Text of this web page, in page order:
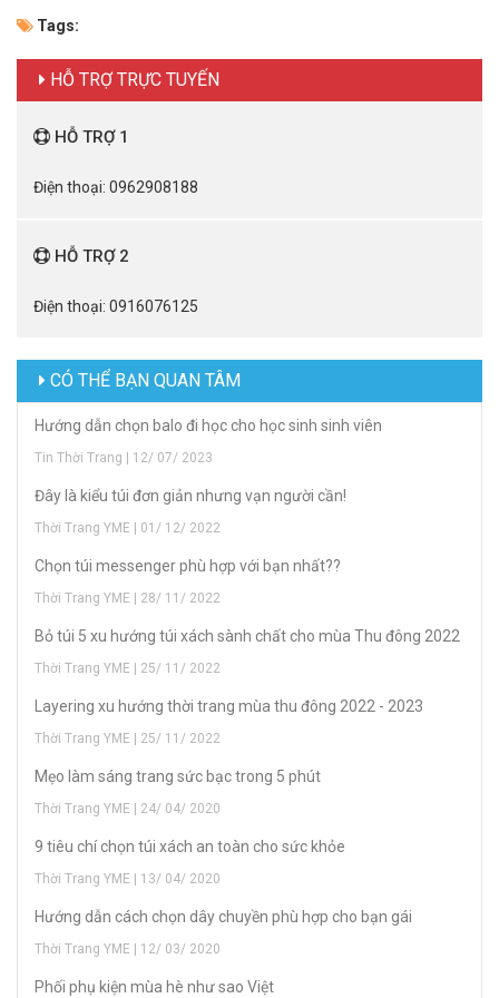
Tags:
HỖ TRỢ TRỰC TUYẾN
HỖ TRỢ 1
Điện thoại: 0962908188
HỖ TRỢ 2
Điện thoại: 0916076125
CÓ THỂ BẠN QUAN TÂM
Hướng dẫn chọn balo đi học cho học sinh sinh viên
Tin Thời Trang | 12/ 07/ 2023
Đây là kiểu túi đơn giản nhưng vạn người cần!
Thời Trang YME | 01/ 12/ 2022
Chọn túi messenger phù hợp với bạn nhất??
Thời Trang YME | 28/ 11/ 2022
Bỏ túi 5 xu hướng túi xách sành chất cho mùa Thu đông 2022
Thời Trang YME | 25/ 11/ 2022
Layering xu hướng thời trang mùa thu đông 2022 - 2023
Thời Trang YME | 25/ 11/ 2022
Mẹo làm sáng trang sức bạc trong 5 phút
Thời Trang YME | 24/ 04/ 2020
9 tiêu chí chọn túi xách an toàn cho sức khỏe
Thời Trang YME | 13/ 04/ 2020
H­ướng dẫn cách chọn dây chuyền phù hợp cho bạn gái
Thời Trang YME | 12/ 03/ 2020
Phối phụ kiện mùa hè như sao Việt